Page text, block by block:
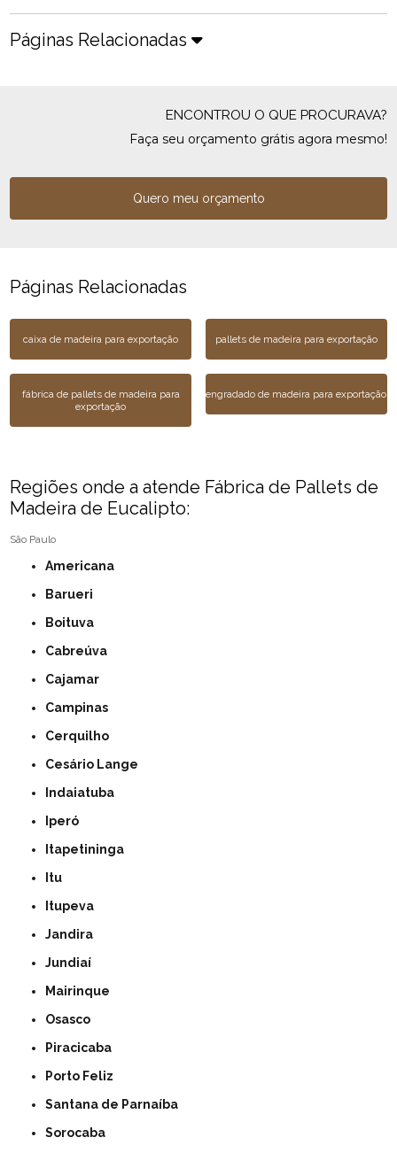
Páginas Relacionadas
ENCONTROU O QUE PROCURAVA?
Faça seu orçamento grátis agora mesmo!
Quero meu orçamento
Páginas Relacionadas
caixa de madeira para exportação pallets de madeira para exportação
fábrica de pallets de madeira para
exportação
engradado de madeira para exportação
Regiões onde a atende Fábrica de Pallets de
Madeira de Eucalipto:
São Paulo
Americana
Barueri
Boituva
Cabreúva
Cajamar
Campinas
Cerquilho
Cesário Lange
Indaiatuba
Iperó
Itapetininga
Itu
Itupeva
Jandira
Jundiaí
Mairinque
Osasco
Piracicaba
Porto Feliz
Santana de Parnaíba
Sorocaba